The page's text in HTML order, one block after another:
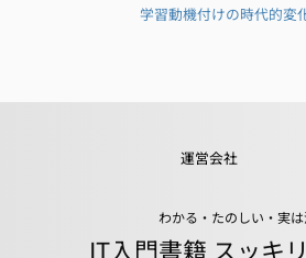
学習動機付けの時代的変
運営会社
わかる・たのしい・実
IT入門書籍 スッキ